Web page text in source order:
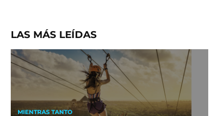
LAS MÁS LEÍDAS
MIENTRAS TANTO